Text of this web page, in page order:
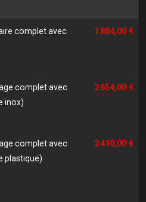
complet avec
1 884,00 €
complet avec
inox)
2 654,00 €
complet avec
plastique)
2 410,00 €